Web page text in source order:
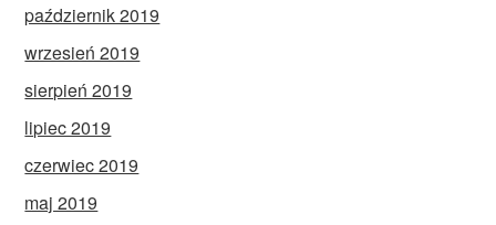
październik 2019
wrzesień 2019
sierpień 2019
lipiec 2019
czerwiec 2019
maj 2019